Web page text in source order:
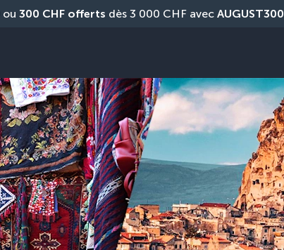
ou 300 CHF offerts dès 3 000 CHF avec AUGUST300